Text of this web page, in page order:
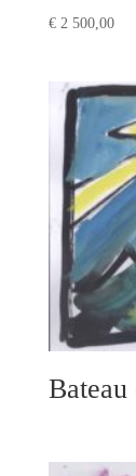
€2 500,00
Bateau